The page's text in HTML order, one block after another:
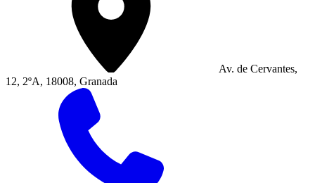
Av. de Cervantes,
12, 2ºA, 18008, Granada